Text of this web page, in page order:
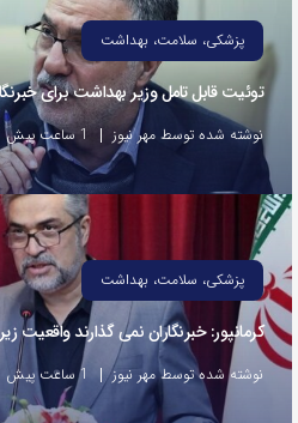
با
دوستان
خود
به
اشتراک
بگذارید.
کپی
لینک
پزشکی، سلامت، بهداشت
توئیت قابل تامل وزیر بهداشت برای
نوشته شده توسط مهر نیوز 1 ساعت پیش
پزشکی، سلامت، بهداشت
کرمانپور: خبرنگاران نمی گذارند واقعیت
نوشته شده توسط مهر نیوز 1 ساعت پیش